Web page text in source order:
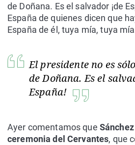
de Doñana. Es el salvador ¡de
España de quienes dicen que
España de él, tuya mía, tuya
El presidente no es
de Doñana. Es el
España!
Ayer comentamos que
ceremonia del Cervantes, que